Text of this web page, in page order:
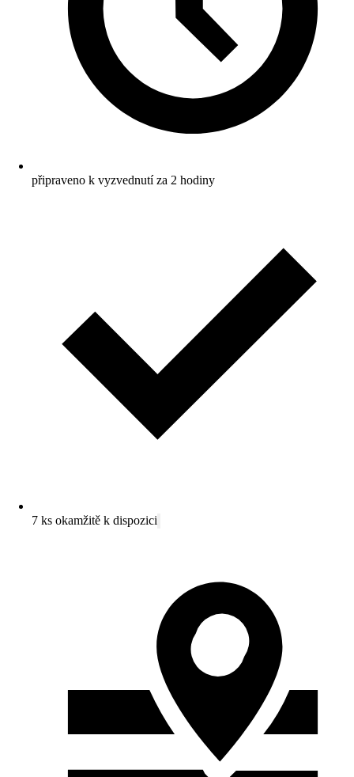
připraveno k vyzvednutí za 2 hodiny
7 ks okamžitě k dispozici